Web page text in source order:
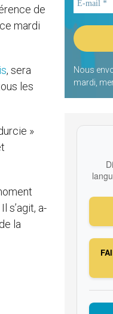
de
mardi
, sera
les
»
s’agit, a-
la
Nous
mardi,